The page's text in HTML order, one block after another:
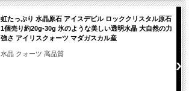
虹たっぷり 水晶原石 アイスデビル ロッククリスタル原石
1個売り約20g-30g 氷のような美しい透明水晶 大自然の力
強さ アイリスクォーツ マダガスカル産
水晶 クォーツ 高品質